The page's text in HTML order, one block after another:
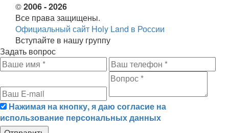
©2006 - 2026
Все права защищены.
Официальный сайт Holy Land в России
Вступайте в нашу группу
Задать вопрос
Нажимая на кнопку, я даю согласие на
использование персональных данных